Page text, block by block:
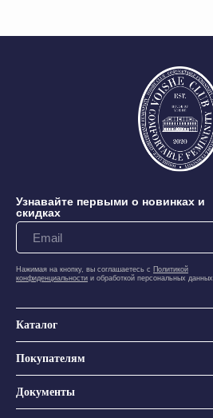
Нажимая на кнопку, вы соглашаетесь с Политикой
конфиденциальности и обработкой персональных данных
Узнавайте первыми о новинках и
скидках
Каталог
Покупателям
Документы